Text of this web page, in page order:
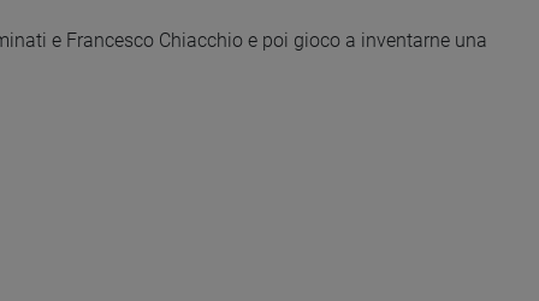
e Francesco Chiacchio e poi gioco a inventarne una